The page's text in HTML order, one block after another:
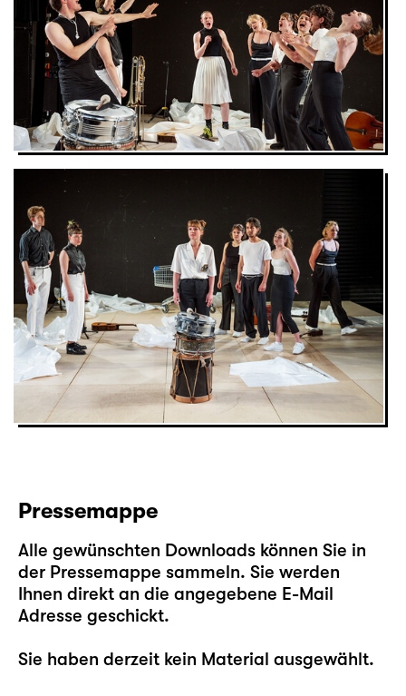
Pressemappe
Alle gewünschten Downloads können Sie in
der Pressemappe sammeln. Sie werden
Ihnen direkt an die angegebene E-Mail
Adresse geschickt.
Sie haben derzeit kein Material ausgewählt.